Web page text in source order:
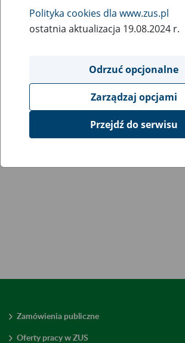
Zamówienia publiczne
Oferty pracy w ZUS
Polityka cookies dla www.zus.pl
ostatnia aktualizacja 19.08.2024 r.
Odrzuć opcjonalne
Zarządzaj opcjami
Przejdź do serwisu